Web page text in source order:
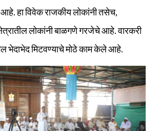
आहे. हा विवेक राजकीय लोकांनी तसेच,
लोकांनी बाळगणे गरजेचे आहे. वारकरी
भेदाभेद मिटवण्याचे मोठे काम केले आहे.